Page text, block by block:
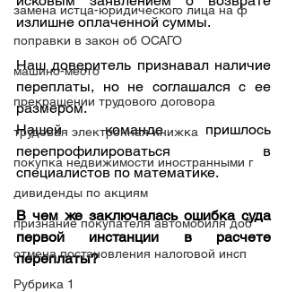
замена истца-юридического лица на ф
поправки в закон об ОСАГО
машино-место
прекращении трудового договора
трудовая электронная книжка
покупка недвижимости иностранными г
дивиденды по акциям
признание покупателя автомобиля доб
отмена постановления налоговой инсп
Рубрика 1
излишне оплаченной суммы.
Наш доверитель признавал наличие
переплаты, но не соглашался с ее
размером.
Нашей команде пришлось
перепрофилироваться в
специалистов по математике.
В чем же заключалась ошибка суда
первой инстанции в расчете
переплаты?